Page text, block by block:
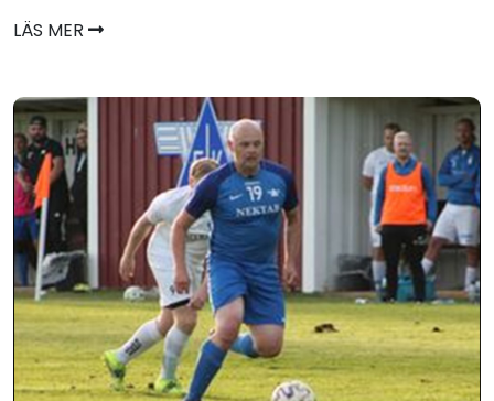
LÄS MER